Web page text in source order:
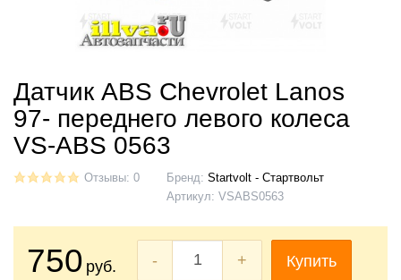
Датчик ABS Chevrolet Lanos
97- переднего левого колеса
VS-ABS 0563
Отзывы: 0 Бренд: Startvolt - Стартвольт
Артикул: VSABS0563
750 руб. - + Купить